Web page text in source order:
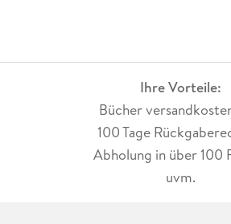
Ihre Vorteile:
Bücher
100 Tage
Abholung in über 100
uvm.